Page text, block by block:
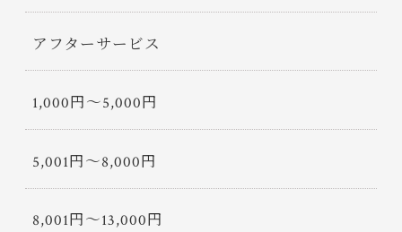
アフターサービス
1,000円〜5,000円
5,001円〜8,000円
8,001円〜13,000円